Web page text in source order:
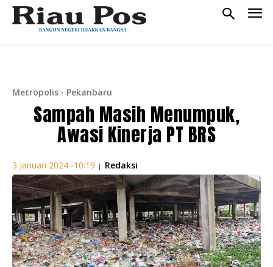
Metropolis Pekanbaru
Sampah Masih Menumpuk,
Awasi Kinerja PT BRS
3 Januari 2024 -10:19 | Redaksi